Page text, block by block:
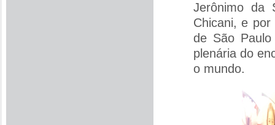
Jerônimo da
Chicani, e
de São
plenária do
o mundo.